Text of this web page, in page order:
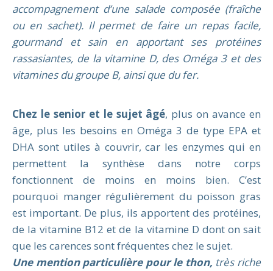
accompagnement d’une salade composée (fraîche
ou en sachet). Il permet de faire un repas facile,
gourmand et sain en apportant ses protéines
rassasiantes, de la vitamine D, des Oméga 3 et des
vitamines du groupe B, ainsi que du fer.
Chez le senior et le sujet âgé, plus on avance en
âge, plus les besoins en Oméga 3 de type EPA et
DHA sont utiles à couvrir, car les enzymes qui en
permettent la synthèse dans notre corps
fonctionnent de moins en moins bien. C’est
pourquoi manger régulièrement du poisson gras
est important. De plus, ils apportent des protéines,
de la vitamine B12 et de la vitamine D dont on sait
que les carences sont fréquentes chez le sujet.
Une mention particulière pour le thon, très riche